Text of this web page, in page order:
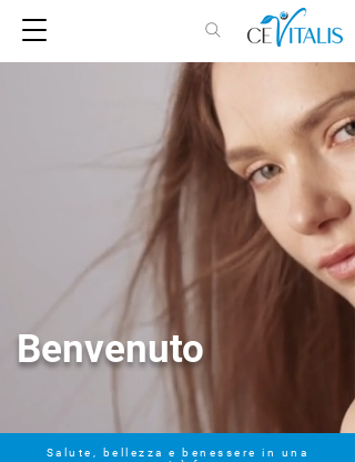
Benvenuto
Salute, bellezza e benessere in una